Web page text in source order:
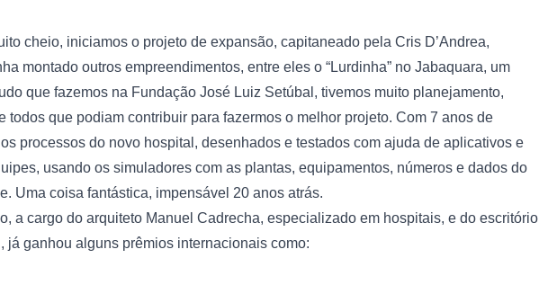
cheio, iniciamos o projeto de expansão, capitaneado pela Cris D’Andrea,
montado outros empreendimentos, entre eles o “Lurdinha” no Jabaquara, um
que fazemos na Fundação José Luiz Setúbal , tivemos muito planejamento,
todos que podiam contribuir para fazermos o melhor projeto. Com 7 anos de
processos do novo hospital, desenhados e testados com ajuda de aplicativos e
usando os simuladores com as plantas, equipamentos, números e dados do
Uma coisa fantástica, impensável 20 anos atrás.
a cargo do arquiteto Manuel Cadrecha, especializado em hospitais, e do escritório
, já ganhou alguns prêmios internacionais como: